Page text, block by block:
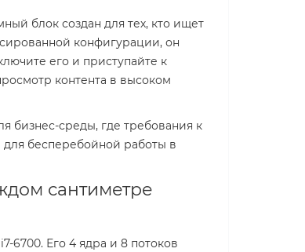
блок создан для тех, кто ищет
конфигурации, он
его и приступайте к
контента в высоком
бизнес-среды, где требования к
бесперебойной работы в
сантиметре
6700. Его 4 ядра и 8 потоков